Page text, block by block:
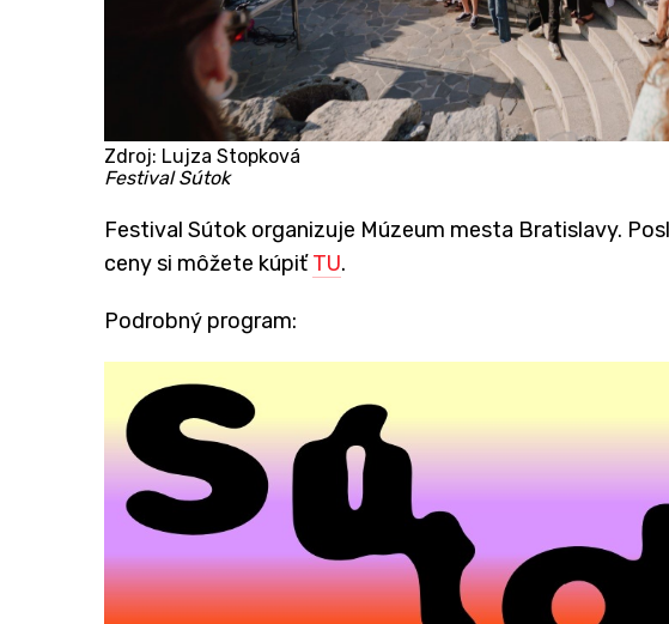
Zdroj: Lujza Stopková
Festival Sútok
Festival Sútok organizuje Múzeum mesta Bratislavy.
ceny si môžete kúpiťTU.
Podrobný program: